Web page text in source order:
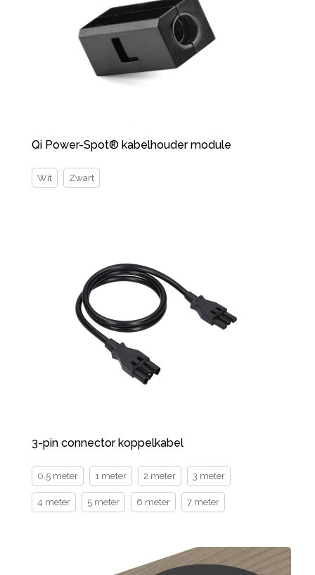
Qi Power-Spot® kabelhouder module
Wit Zwart
3-pin connector koppelkabel
0.5 meter 1 meter 2 meter 3 meter
4 meter 5 meter 6 meter 7 meter